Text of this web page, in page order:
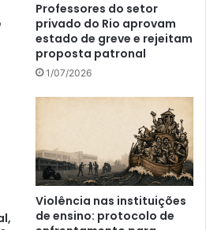
Professores do setor
privado do Rio aprovam
estado de greve e rejeitam
proposta patronal
1/07/2026
Violência nas instituições
de ensino: protocolo de